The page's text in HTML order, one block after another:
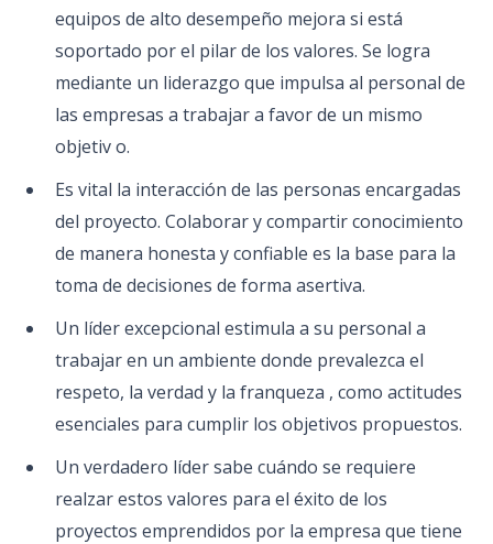
equipos de alto desempeño mejora si está
soportado por el pilar de los valores. Se logra
mediante un liderazgo que impulsa al personal de
las empresas a trabajar a favor de un mismo
objetiv o.
Es vital la interacción de las personas encargadas
del proyecto. Colaborar y compartir conocimiento
de manera honesta y confiable es la base para la
toma de decisiones de forma asertiva.
Un líder excepcional estimula a su personal a
trabajar en un ambiente donde prevalezca el
respeto, la verdad y la franqueza , como actitudes
esenciales para cumplir los objetivos propuestos.
Un verdadero líder sabe cuándo se requiere
realzar estos valores para el éxito de los
proyectos emprendidos por la empresa que tiene